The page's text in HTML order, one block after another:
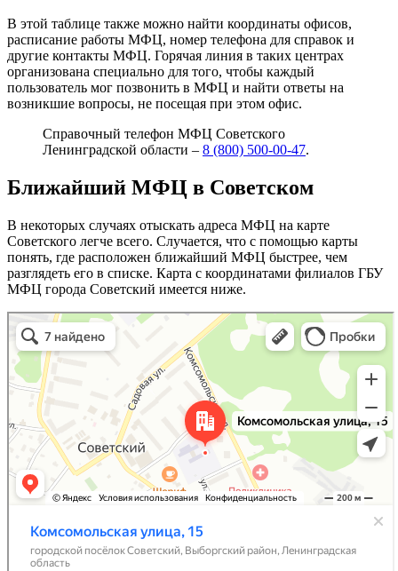
В этой таблице также можно найти координаты офисов,
расписание работы МФЦ, номер телефона для справок и
другие контакты МФЦ. Горячая линия в таких центрах
организована специально для того, чтобы каждый
пользователь мог позвонить в МФЦ и найти ответы на
возникшие вопросы, не посещая при этом офис.
Справочный телефон МФЦ Советского
Ленинградской области – 8 (800) 500-00-47.
Ближайший МФЦ в Советском
В некоторых случаях отыскать адреса МФЦ на карте
Советского легче всего. Случается, что с помощью карты
понять, где расположен ближайший МФЦ быстрее, чем
разглядеть его в списке. Карта с координатами филиалов ГБУ
МФЦ города Советский имеется ниже.